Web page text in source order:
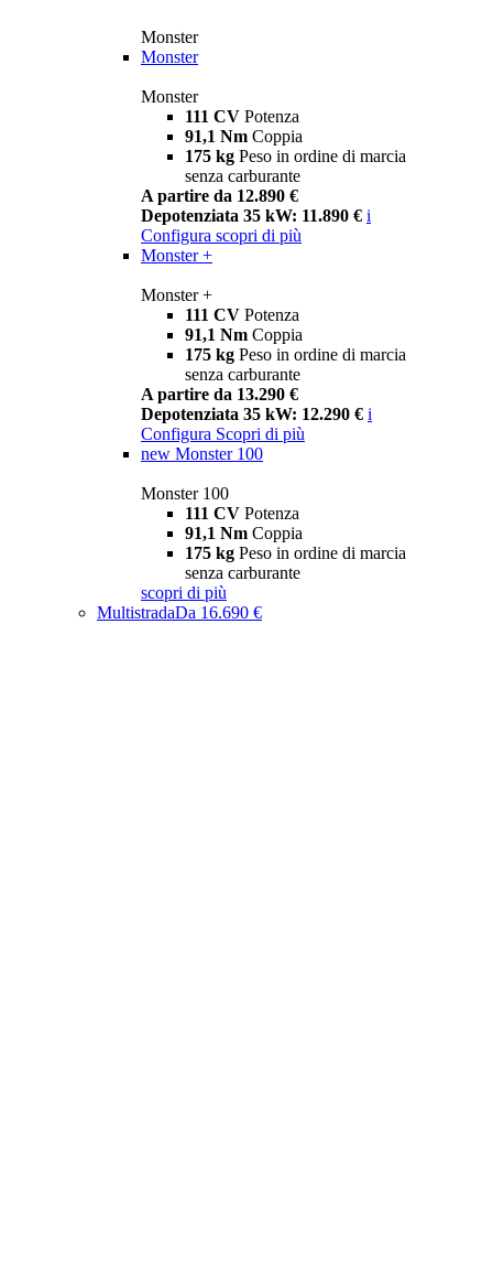
Monster
Monster
Monster
111 CV Potenza
91,1 Nm Coppia
175 kg Peso in ordine di marcia
senza carburante
A partire da 12.890 €
Depotenziata 35 kW: 11.890 € i
Configura scopri di più
Monster +
Monster +
111 CV Potenza
91,1 Nm Coppia
175 kg Peso in ordine di marcia
senza carburante
A partire da 13.290 €
Depotenziata 35 kW: 12.290 € i
Configura Scopri di più
new Monster 100
Monster 100
111 CV Potenza
91,1 Nm Coppia
175 kg Peso in ordine di marcia
senza carburante
scopri di più
MultistradaDa 16.690 €